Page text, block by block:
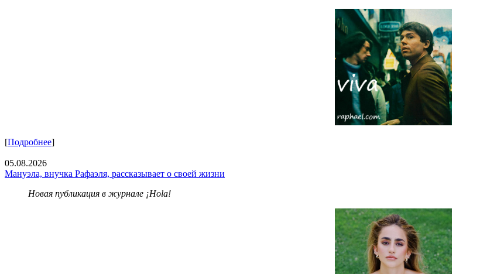
[Подробнее]
05.08.2026
Мануэла, внучка Рафаэля, рассказывает о своей жизни
Новая публикация в журнале ¡Hola!